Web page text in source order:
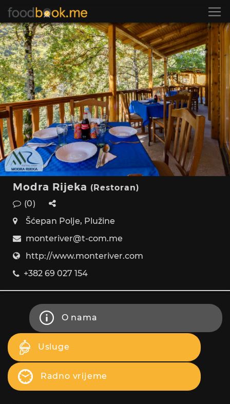
Modra Rijeka (Restoran)
(0)
Šćepan Polje, Plužine
monteriver@t-com.me
http://www.monteriver.com
+382 69 027 154
O nama
Usluge
Radno vrijeme